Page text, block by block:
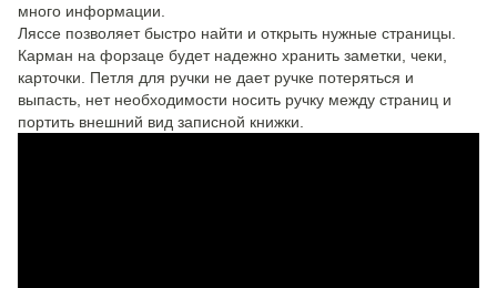
много информации.
Ляссе позволяет быстро найти и открыть нужные страницы.
Карман на форзаце будет надежно хранить заметки, чеки,
карточки. Петля для ручки не дает ручке потеряться и
выпасть, нет необходимости носить ручку между страниц и
портить внешний вид записной книжки.